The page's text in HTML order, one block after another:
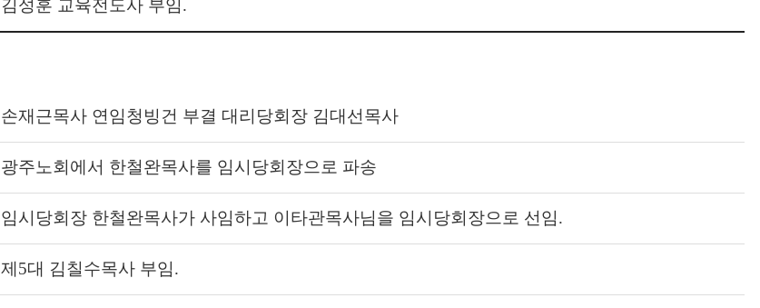
김성훈 교육전도사 부임.
손재근목사 연임청빙건 부결 대리당회장 김대선목사
광주노회에서 한철완목사를 임시당회장으로 파송
임시당회장 한철완목사가 사임하고 이타관목사님을 임시당회장으로 선임.
제5대 김칠수목사 부임.